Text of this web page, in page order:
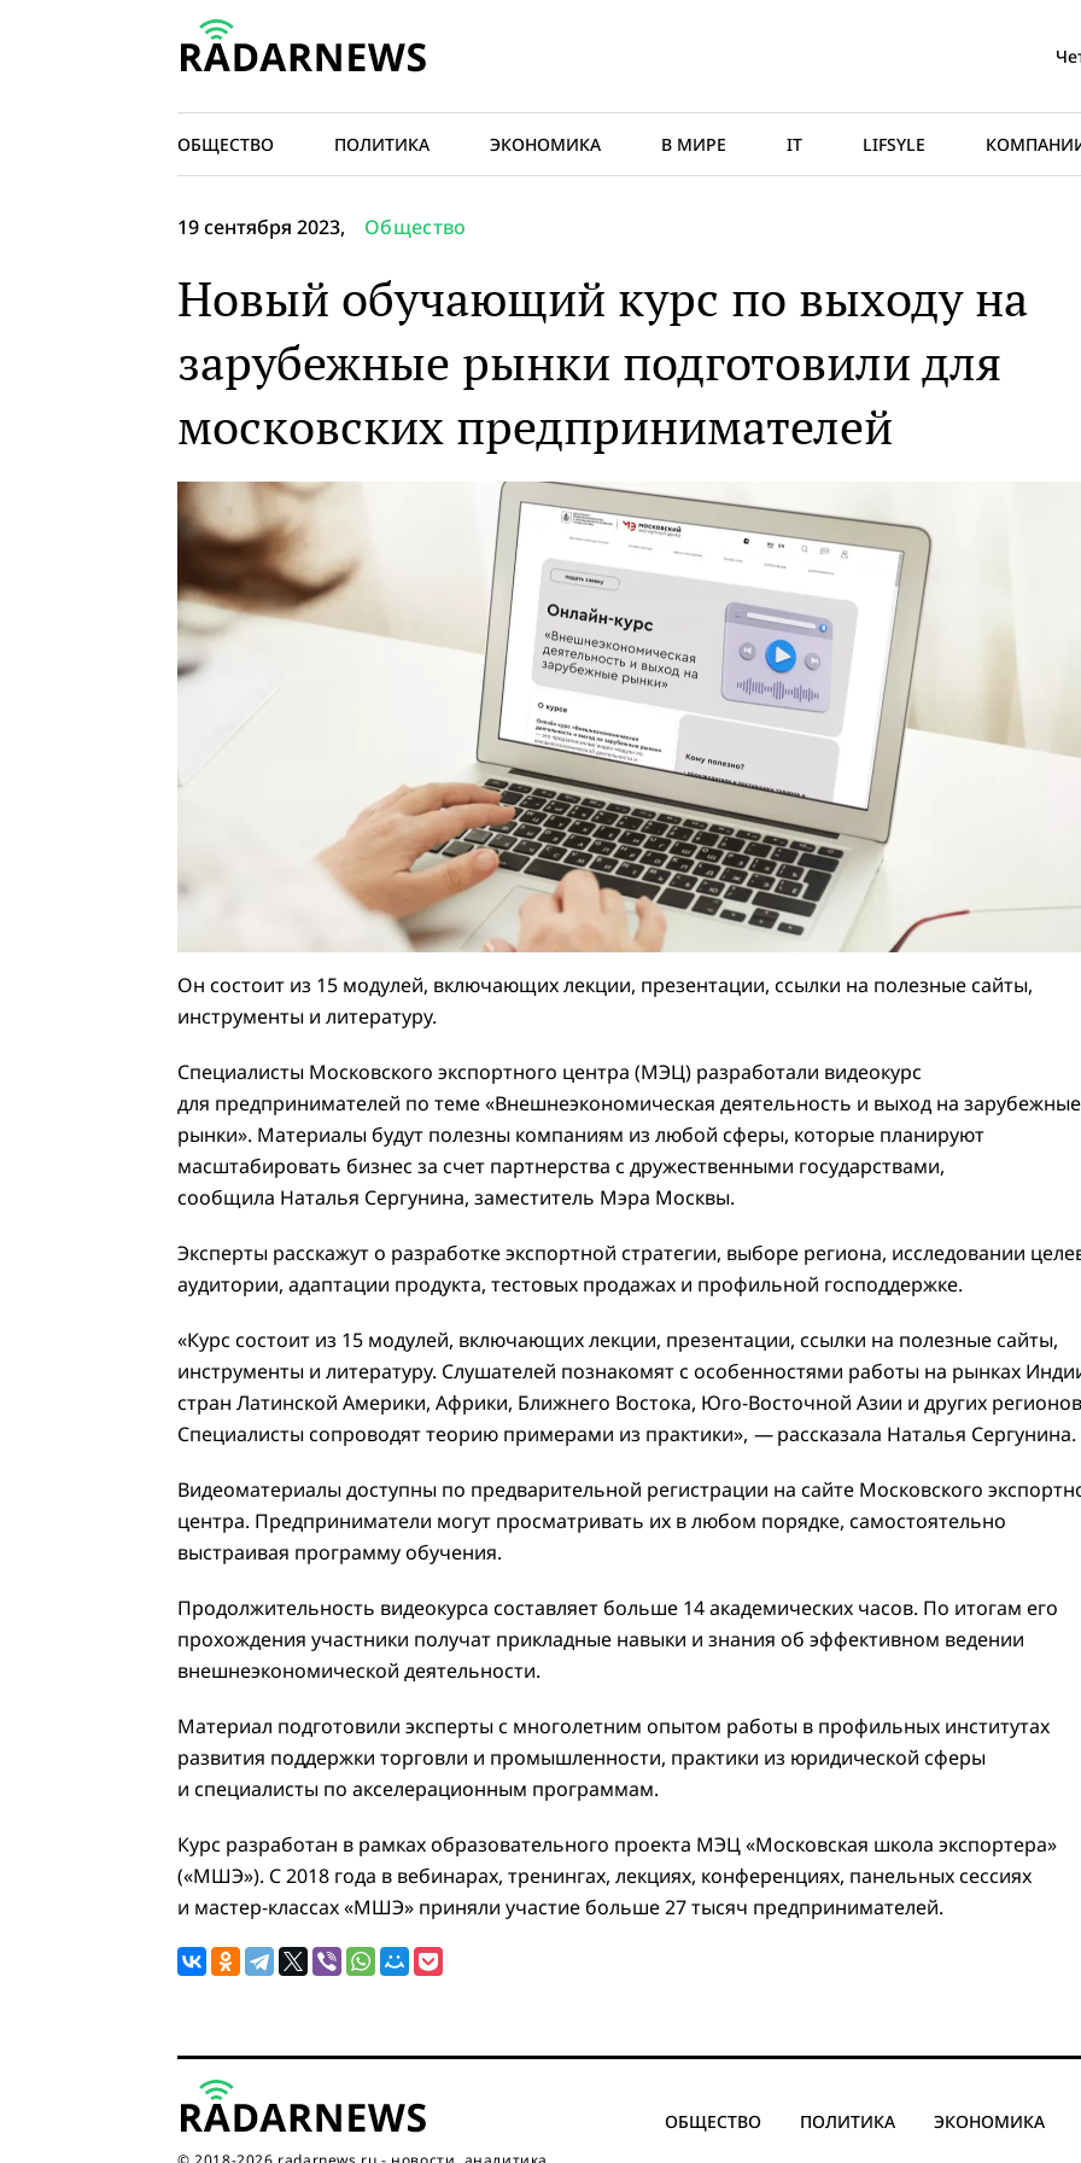
ОБЩЕСТВО ПОЛИТИКА ЭКОНОМИКА В МИРЕ IT LIFSYLE
19 сентября 2023, Общество
Новый обучающий курс по выходу на
зарубежные рынки подготовили для
московских предпринимателей
Он состоит из 15 модулей, включающих лекции, презентации, ссылки на полезные сайты,
инструменты и литературу.
Специалисты Московского экспортного центра (МЭЦ) разработали видеокурс
для предпринимателей по теме «Внешнеэкономическая деятельность и выход на зарубежные
рынки». Материалы будут полезны компаниям из любой сферы, которые планируют
масштабировать бизнес за счет партнерства с дружественными государствами,
сообщила Наталья Сергунина, заместитель Мэра Москвы.
Эксперты расскажут о разработке экспортной стратегии, выборе региона, исследовании
аудитории, адаптации продукта, тестовых продажах и профильной господдержке.
«Курс состоит из 15 модулей, включающих лекции, презентации, ссылки на полезные сайты,
инструменты и литературу. Слушателей познакомят с особенностями работы на рынках
стран Латинской Америки, Африки, Ближнего Востока, Юго-Восточной Азии и других
Специалисты сопроводят теорию примерами из практики», —рассказала Наталья Сергунина.
Видеоматериалы доступны по предварительной регистрации на сайте Московского
центра. Предприниматели могут просматривать их в любом порядке, самостоятельно
выстраивая программу обучения.
Продолжительность видеокурса составляет больше 14 академических часов. По итогам его
прохождения участники получат прикладные навыки и знания об эффективном ведении
внешнеэкономической деятельности.
Материал подготовили эксперты с многолетним опытом работы в профильных институтах
развития поддержки торговли и промышленности, практики из юридической сферы
и специалисты по акселерационным программам.
Курс разработан в рамках образовательного проекта МЭЦ «Московская школа экспортера»
(«МШЭ»). С 2018 года в вебинарах, тренингах, лекциях, конференциях, панельных сессиях
и мастер-классах «МШЭ» приняли участие больше 27 тысяч предпринимателей.
ОБЩЕСТВО ПОЛИТИКА ЭКОНОМИКА